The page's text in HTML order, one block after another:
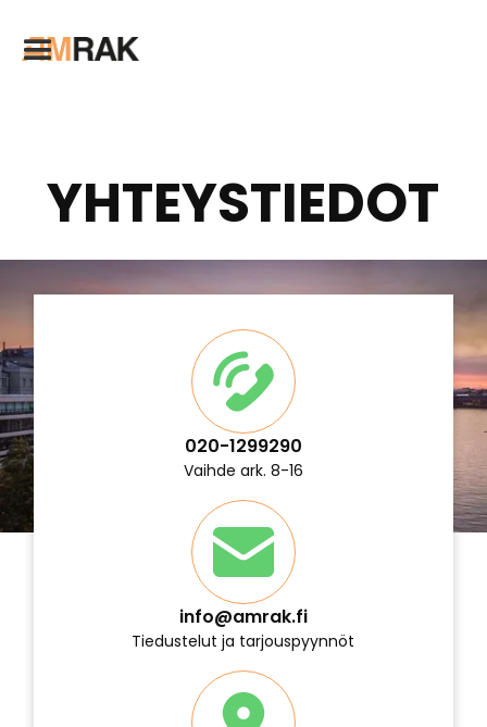
YHTEYSTIEDOT
020-1299290
Vaihde ark. 8-16
info@amrak.fi
Tiedustelut ja tarjouspyynnöt